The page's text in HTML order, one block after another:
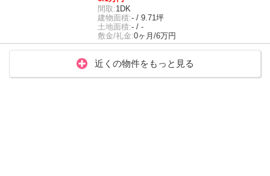
間取:1DK
建物面積:- / 9.71坪
土地面積:- / -
敷金/礼金:0ヶ月/6万円
近くの物件をもっと見る